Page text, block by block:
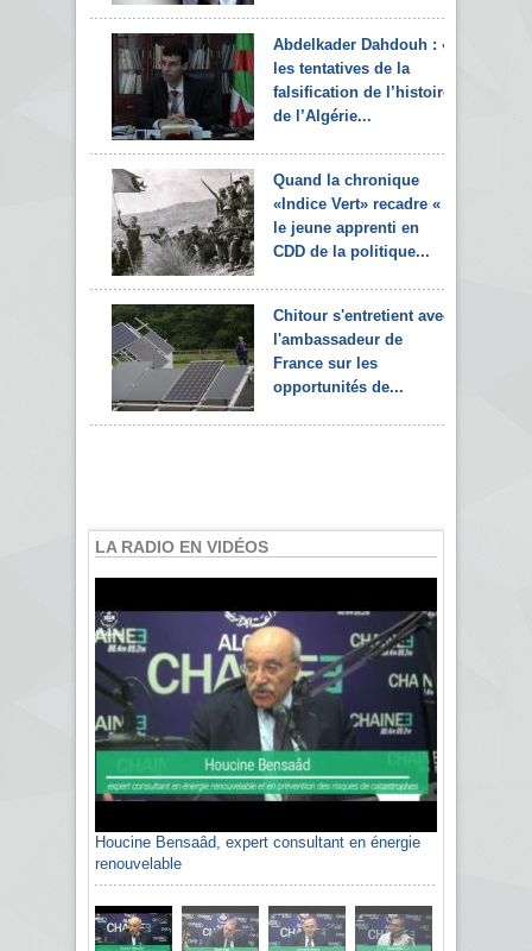
Abdelkader Dahdouh : «
les tentatives de la
falsification de l’histoire
de l’Algérie...
Quand la chronique
«Indice Vert» recadre «
le jeune apprenti en
CDD de la politique...
Chitour s'entretient avec
l'ambassadeur de
France sur les
opportunités de...
LA RADIO EN VIDÉOS
Houcine Bensaâd, expert consultant en énergie
renouvelable
Sami Agli, président de la Confédération
algérienne du patronat citoyen CAPC